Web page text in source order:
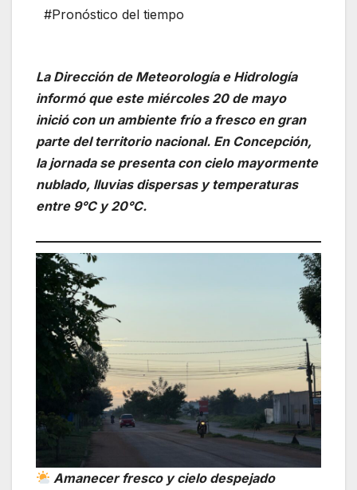
#Pronóstico del tiempo
La Dirección de Meteorología e Hidrología
informó que este miércoles 20 de mayo
inició con un ambiente frío a fresco en gran
parte del territorio nacional. En Concepción,
la jornada se presenta con cielo mayormente
nublado, lluvias dispersas y temperaturas
entre 9°C y 20°C.
Amanecer fresco y cielo despejado